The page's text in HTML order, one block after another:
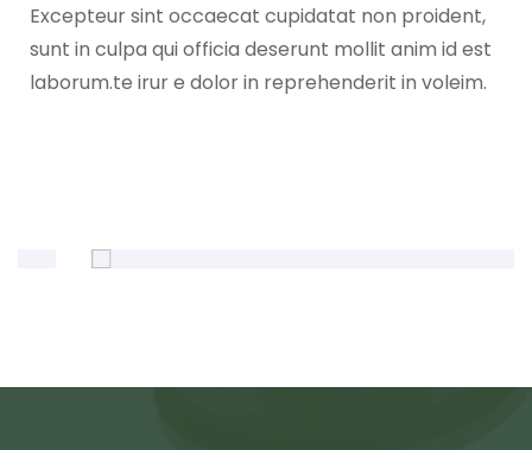
Excepteur sint occaecat cupidatat non proident,
sunt in culpa qui officia deserunt mollit anim id est
laborum.te irur e dolor in reprehenderit in voleim.